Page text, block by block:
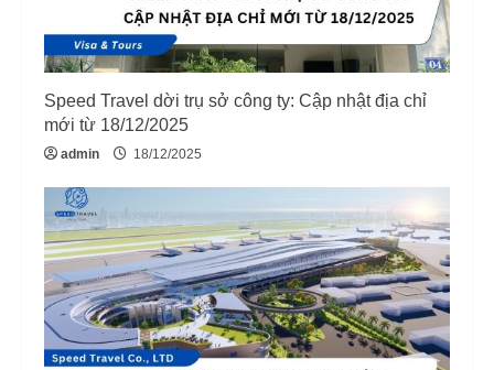
i
n
g
Speed Travel dời trụ sở công ty: Cập nhật địa chỉ
mới từ 18/12/2025
admin 18/12/2025